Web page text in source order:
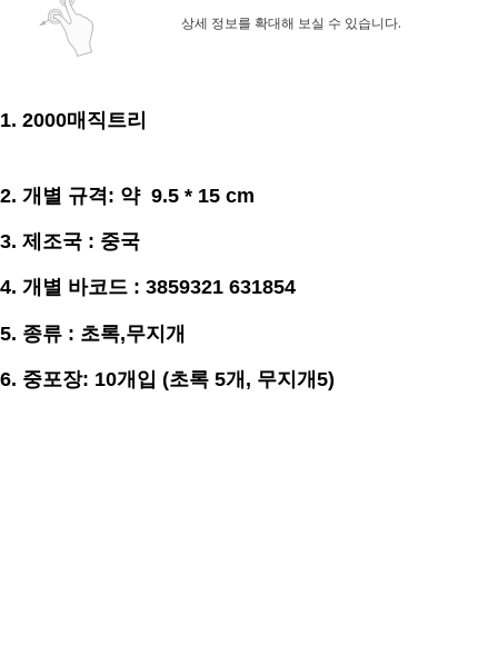
상세 정보를 확대해 보실 수 있습니다.
1. 2000매직트리
2. 개별 규격: 약 9.5 * 15 cm
3. 제조국 : 중국
4. 개별 바코드 : 3859321 631854
5. 종류 : 초록,무지개
6. 중포장: 10개입 (초록 5개, 무지개5)